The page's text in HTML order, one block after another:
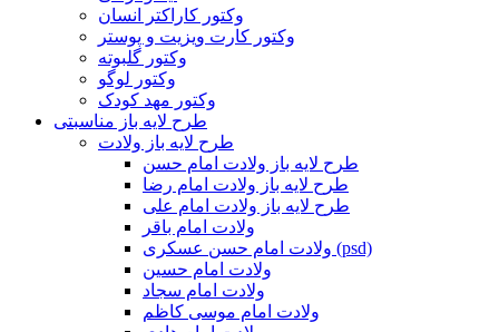
وکتور کاراکتر انسان
وکتور کارت ویزیت و پوستر
وکتور گلبوته
وکتور لوگو
وکتور مهد کودک
طرح لایه باز مناسبتی
طرح لایه باز ولادت
طرح لایه باز ولادت امام حسن
طرح لایه باز ولادت امام رضا
طرح لایه باز ولادت امام علی
ولادت امام باقر
ولادت امام حسن عسکری (psd)
ولادت امام حسین
ولادت امام سجاد
ولادت امام موسی کاظم